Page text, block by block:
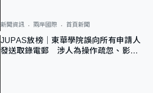
新聞資訊 兩岸國際 首頁新聞
JUPAS放榜｜東華學院誤向所有申請人
發送取錄電郵 涉人為操作疏忽、影響